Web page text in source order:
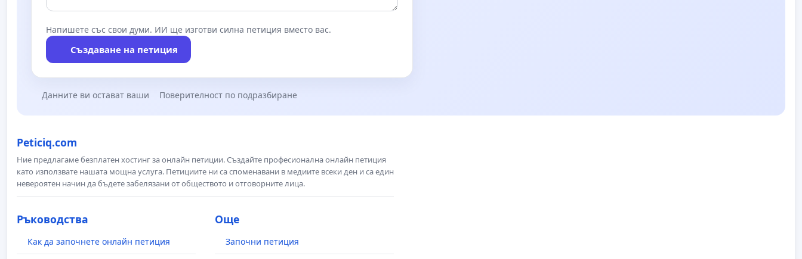
Напишете със свои думи. ИИ ще изготви силна петиция вместо вас.
Създаване на петиция
Данните ви остават ваши Поверителност по подразбиране
Peticiq.com
Ние предлагаме безплатен хостинг за онлайн петиции. Създайте професионална онлайн петиция
като използвате нашата мощна услуга. Петициите ни са споменавани в медиите всеки ден и са един
невероятен начин да бъдете забелязани от обществото и отговорните лица.
Ръководства
Как да започнете онлайн петиция
Още
Започни петиция